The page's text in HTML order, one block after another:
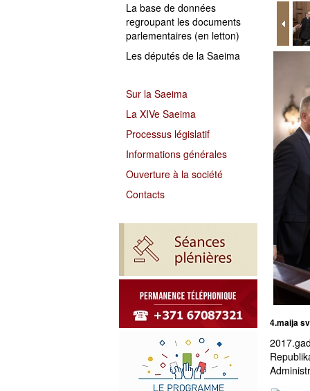
La base de données
regroupant les documents
parlementaires (en letton)
Les députés de la Saeima
Sur la Saeima
La XIVe Saeima
Processus législatif
Informations générales
Ouverture à la société
Contacts
4.maija